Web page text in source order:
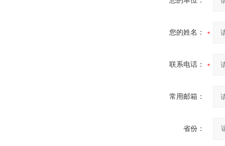
您的姓名：
联系电话：
常用邮箱：
省份：